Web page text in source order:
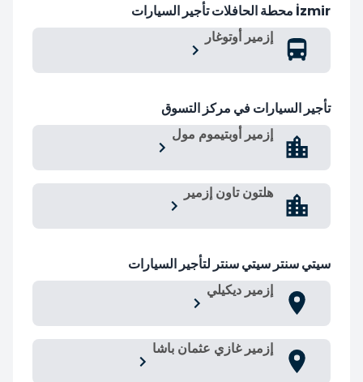
İzmir محطة الحافلات تأجير السيارات
إزمير أوتوغار
تأجير السيارات في مركز التسوق
إزمير أوبتيموم مول
هلتون تاون إزمير
سيتي سنتر سيتي سنتر لتأجير السيارات
إزمير ديكيلي
إزمير غازي عثمان باشا